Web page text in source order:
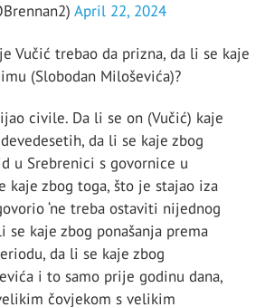
April 22, 2024
Vučić trebao da prizna, da li se kaje
(Slobodan Miloševića)?
civile. Da li se on (Vučić) kaje
da li se kaje zbog
u Srebrenici s govornice u
kaje zbog toga, što je stajao iza
‘ne treba ostaviti nijednog
se kaje zbog ponašanja prema
da li se kaje zbog
i to samo prije godinu dana,
čovjekom s velikim